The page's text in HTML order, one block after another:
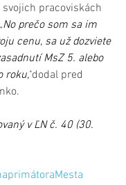
svojich pracoviskách
„No prečo som sa im
cenu, sa už dozviete
MsZ 5. alebo
roku,“dodal pred
v ĽN č. 40 (30.